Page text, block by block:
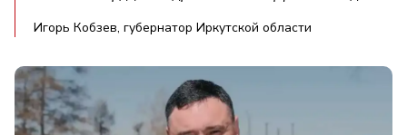
Игорь Кобзев, губернатор Иркутской области